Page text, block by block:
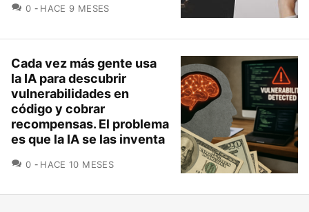
0 COMENTARIOS
HACE 9 MESES
Cada vez más gente usa
la IA para descubrir
vulnerabilidades en
código y cobrar
recompensas. El problema
es que la IA se las inventa
0 COMENTARIOS
HACE 10 MESES